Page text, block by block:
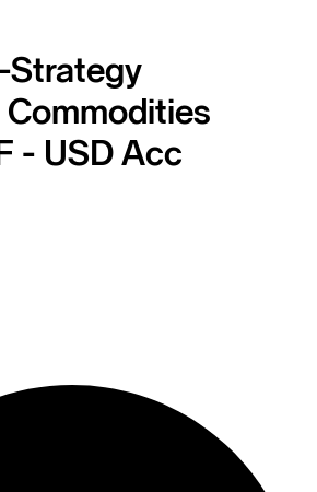
Strategy
- USD Acc